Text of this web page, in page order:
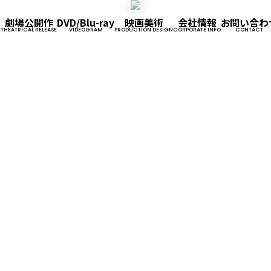
劇場公開作
THEATRICAL RELEASEDVD/Blu-ray
VIDEOGRAM 映画美術
PRODUCTION DESIGN 会社情報
CORPORATE INFOお問い合わ
CONTACT